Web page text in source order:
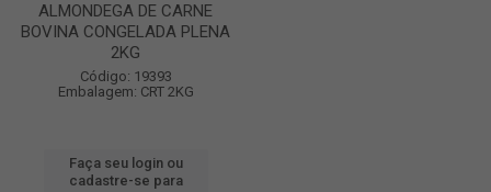
ALMONDEGA DE CARNE
BOVINA CONGELADA PLENA
2KG
Código: 19393
Embalagem: CRT 2KG
Faça seu login ou
cadastre-se para